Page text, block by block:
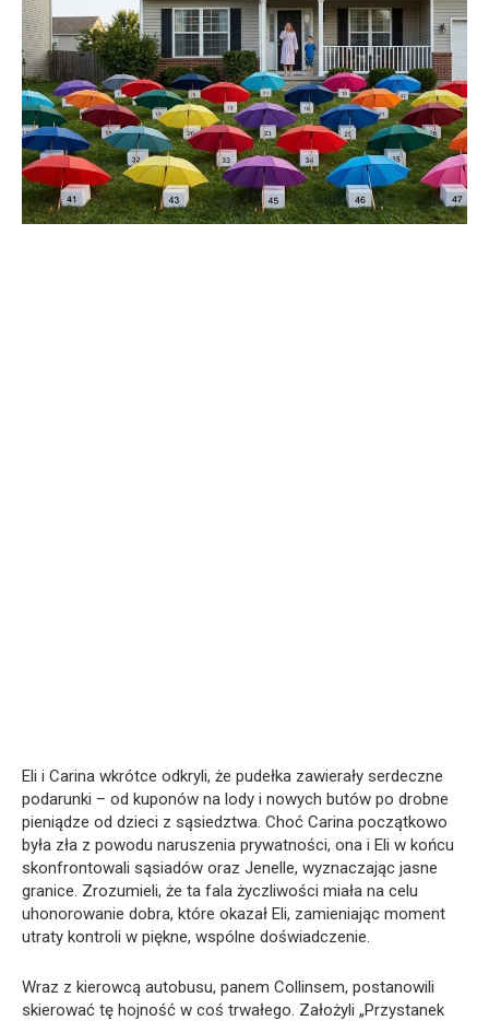
Eli i Carina wkrótce odkryli, że pudełka zawierały serdeczne
podarunki – od kuponów na lody i nowych butów po drobne
pieniądze od dzieci z sąsiedztwa. Choć Carina początkowo
była zła z powodu naruszenia prywatności, ona i Eli w końcu
skonfrontowali sąsiadów oraz Jenelle, wyznaczając jasne
granice. Zrozumieli, że ta fala życzliwości miała na celu
uhonorowanie dobra, które okazał Eli, zamieniając moment
utraty kontroli w piękne, wspólne doświadczenie.
Wraz z kierowcą autobusu, panem Collinsem, postanowili
skierować tę hojność w coś trwałego. Założyli „Przystanek